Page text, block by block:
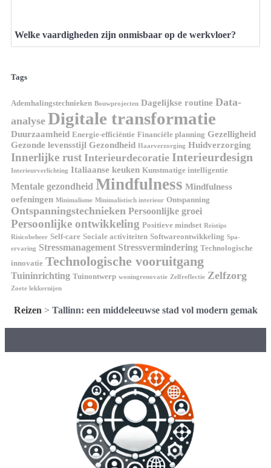
Welke vaardigheden zijn onmisbaar op de werkvloer?
Tags
Ademhalingstechnieken Bouwprojecten Dagelijkse routine Data-
analyse Digitale transformatie
Duurzaamheid Energie-efficiëntie Financiële planning Gezelligheid
Gezonde levensstijl Gezondheid Haarverzorging Huidverzorging
Innerlijke rust Interieurdecoratie Interieurdesign
Interieurverlichting Italiaanse keuken Kunstmatige intelligentie
Mentale gezondheid Mindfulness Mindfulness
oefeningen Minimalisme Minimalistisch interieur Ontspanning
Ontspanningstechnieken Persoonlijke groei
Persoonlijke ontwikkeling Positieve mindset Reistips
Risicobeheer Self-care Sociale activiteiten Softwareontwikkeling Spa-
ervaring Stressmanagement Stressvermindering Technologische
innovatie Technologische vooruitgang
Tuininrichting Tuinontwerp woningrenovatie Zelfreflectie Zelfzorg
Zoete lekkernijen
Reizen > Tallinn: een middeleeuwse stad vol modern gemak